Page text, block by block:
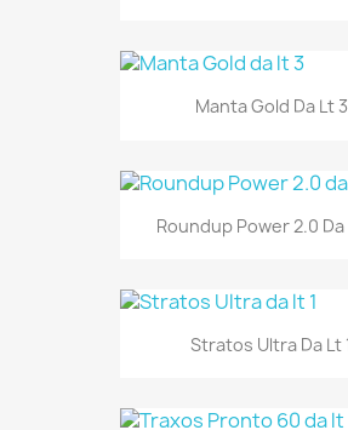
Manta Gold Da Lt 3
Roundup Power 2.0 Da
Stratos Ultra Da Lt